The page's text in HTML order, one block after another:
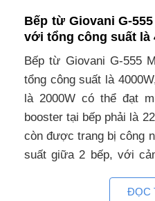
Bếp từ Giovani G-
với tổng công suất là
Bếp từ Giovani G-555
tổng công suất là
là 2000W có thể đạt
booster tại bếp phải là
còn được trang bị công
suất giữa 2 bếp, với
bật tắt liên tục như các
ĐỌC